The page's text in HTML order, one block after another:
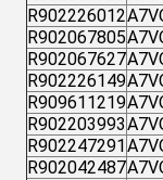
R902226012
R902067805
R902067627
R902226149
R909611219
R902203993
R902247291
R902042487